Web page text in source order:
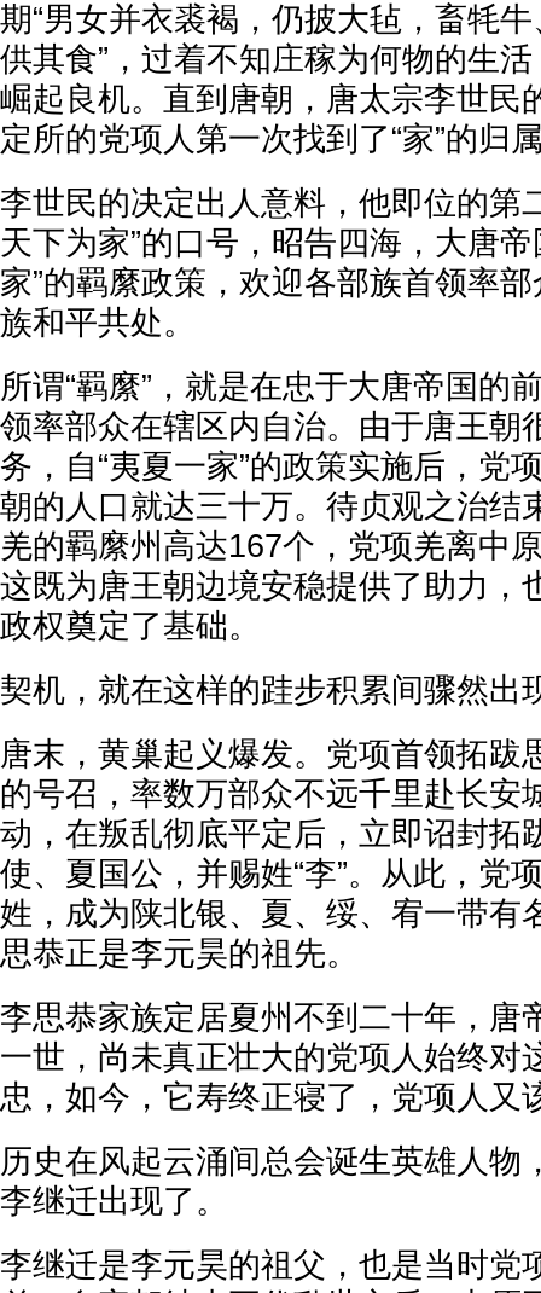
期“男女并衣裘褐，仍披大毡，畜牦
供其食”，过着不知庄稼为何物的生
崛起良机。直到唐朝，唐太宗李世民
定所的党项人第一次找到了“家”的归
李世民的决定出人意料，他即位的第
天下为家”的口号，昭告四海，大唐
家”的羁縻政策，欢迎各部族首领率
族和平共处。
所谓“羁縻”，就是在忠于大唐帝国的
领率部众在辖区内自治。由于唐王朝
务，自“夷夏一家”的政策实施后，党
朝的人口就达三十万。待贞观之治结
羌的羁縻州高达167个，党项羌离中
这既为唐王朝边境安稳提供了助力，
政权奠定了基础。
契机，就在这样的跬步积累间骤然出
唐末，黄巢起义爆发。党项首领拓跋
的号召，率数万部众不远千里赴长安
动，在叛乱彻底平定后，立即诏封拓
使、夏国公，并赐姓“李”。从此，党
姓，成为陕北银、夏、绥、宥一带有
思恭正是李元昊的祖先。
李思恭家族定居夏州不到二十年，唐
一世，尚未真正壮大的党项人始终对
忠，如今，它寿终正寝了，党项人又
历史在风起云涌间总会诞生英雄人物
李继迁出现了。
李继迁是李元昊的祖父，也是当时党